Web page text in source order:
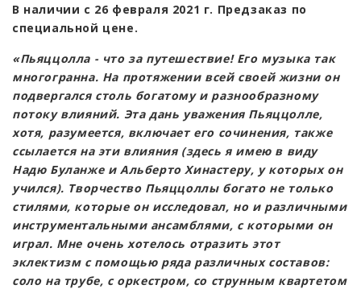
В наличии с 26 февраля 2021 г. Предзаказ по
специальной цене.
«Пьяццолла - что за путешествие! Его музыка так
многогранна. На протяжении всей своей жизни он
подвергался столь богатому и разнообразному
потоку влияний. Эта дань уважения Пьяццолле,
хотя, разумеется, включает его сочинения, также
ссылается на эти влияния (здесь я имею в виду
Надю Буланже и Альберто Хинастеру, у которых он
учился). Творчество Пьяццоллы богато не только
стилями, которые он исследовал, но и различными
инструментальными ансамблями, с которыми он
играл. Мне очень хотелось отразить этот
эклектизм с помощью ряда различных составов:
соло на трубе, с оркестром, со струнным квартетом